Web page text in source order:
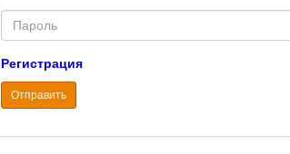
Password
Регистрация
Отправить